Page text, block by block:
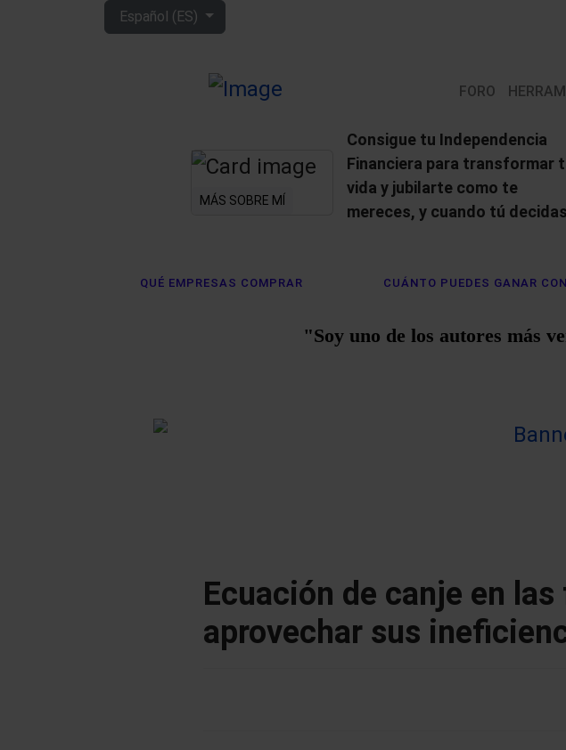
Seleccione su idioma
Español (ES)
FORO
MÁS SOBRE MÍ
Consigue tu Independencia
Financiera para transformar
vida y jubilarte como te
mereces, y cuando tú
QUÉ EMPRESAS COMPRAR CUÁNTO PUEDES GANAR
"Soy uno de los autores más
Ecuación de canje en
aprovechar sus